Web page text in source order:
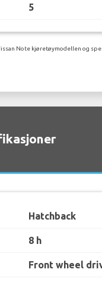
5
Note kjøretøymodellen og
Hatchback
8 h
Front wheel